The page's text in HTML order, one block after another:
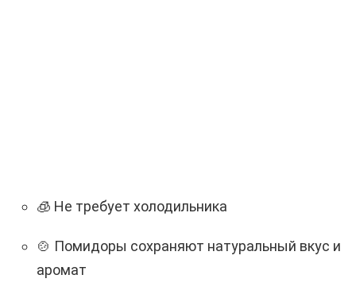
🧊 Не требует холодильника
🍲 Помидоры сохраняют натуральный вкус и
аромат